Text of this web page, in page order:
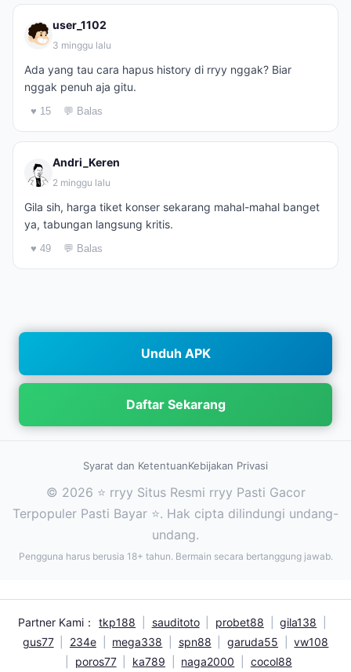
user_1102
3 minggu lalu
Ada yang tau cara hapus history di rryy nggak? Biar
nggak penuh aja gitu.
♥ 15 💬 Balas
Andri_Keren
2 minggu lalu
Gila sih, harga tiket konser sekarang mahal-mahal banget
ya, tabungan langsung kritis.
♥ 49 💬 Balas
Unduh APK
Daftar Sekarang
Syarat dan KetentuanKebijakan Privasi
© 2026 ⭐ rryy Situs Resmi rryy Pasti Gacor
Terpopuler Pasti Bayar ⭐. Hak cipta dilindungi undang-
undang.
Pengguna harus berusia 18+ tahun. Bermain secara bertanggung jawab.
Partner Kami： tkp188 sauditoto probet88 gila138
gus77
234e mega338 spn88 garuda55
vw108
poros77 ka789 naga2000 cocol88